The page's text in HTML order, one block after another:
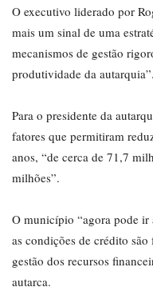
O executivo liderado por
mais um sinal de uma
mecanismos de gestão
produtividade da autarquia”.
Para o presidente da
fatores que permitiram
anos, “de cerca de 71,7
milhões”.
O município “agora pode ir
as condições de crédito
gestão dos recursos
autarca.